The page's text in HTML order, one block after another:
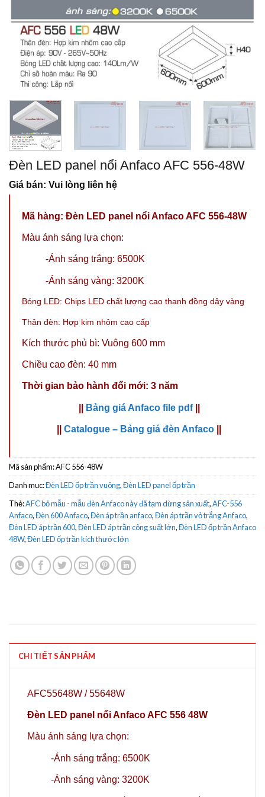
Đèn LED panel nổi Anfaco AFC 556-48W
Giá bán: Vui lòng liên hệ
Mã hàng: Đèn LED panel nổi Anfaco AFC 556-48W
Màu ánh sáng lựa chọn:
-Ánh sáng trắng: 6500K
-Ánh sáng vàng: 3200K
Bóng LED: Chips LED chất lượng cao thanh đồng dây vàng
Thân đèn: Hợp kim nhôm cao cấp
Kích thước phủ bì: Vuông 600 mm
Chiều cao đèn: 40 mm
Thời gian bảo hành đổi mới: 3 năm
Bảng giá Anfaco file pdf
Catalogue – Bảng giá đèn Anfaco
Mã sản phẩm:AFC 556-48W
Danh mục:Đèn LED ốp trần vuông,Đèn LED panel ốp trần
Thẻ:AFC bỏ mẫu - mẫu đèn Anfaco này đã tạm dừng sản xuất,AFC-556
Anfaco,Đèn 600 Anfaco,Đèn áp trần anfaco,Đèn áp trần vỏ trắng Anfaco,
Đèn LED áp trần 600,Đèn LED áp trần công suất lớn,Đèn LED ốp trần Anfaco
48W,Đèn LED ốp trần kích thước lớn
CHI TIẾT SẢN PHẨM
AFC55648W / 55648W
Đèn LED panel nổi Anfaco AFC 556 48W
Màu ánh sáng lựa chọn:
-Ánh sáng trắng: 6500K
-Ánh sáng vàng: 3200K